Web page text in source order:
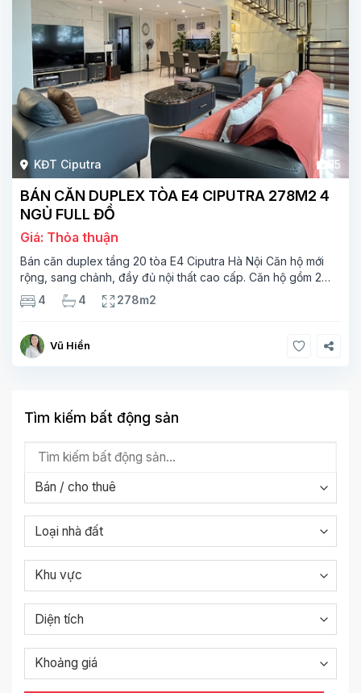
KĐT Ciputra 15
BÁN CĂN DUPLEX TÒA E4 CIPUTRA 278M2 4
NGỦ FULL ĐỒ
Giá: Thỏa thuận
Bán căn duplex tầng 20 tòa E4 Ciputra Hà Nội Căn hộ mới
rộng, sang chảnh, đầy đủ nội thất cao cấp. Căn hộ gồm 2
tầng. Tầng 1 rộng 142m2 bao gồm phòng khách, phòng ăn,
phòng bếp, 2 phòng ngủ,
4 4 278m2
Vũ Hiền
Tìm kiếm bất động sản